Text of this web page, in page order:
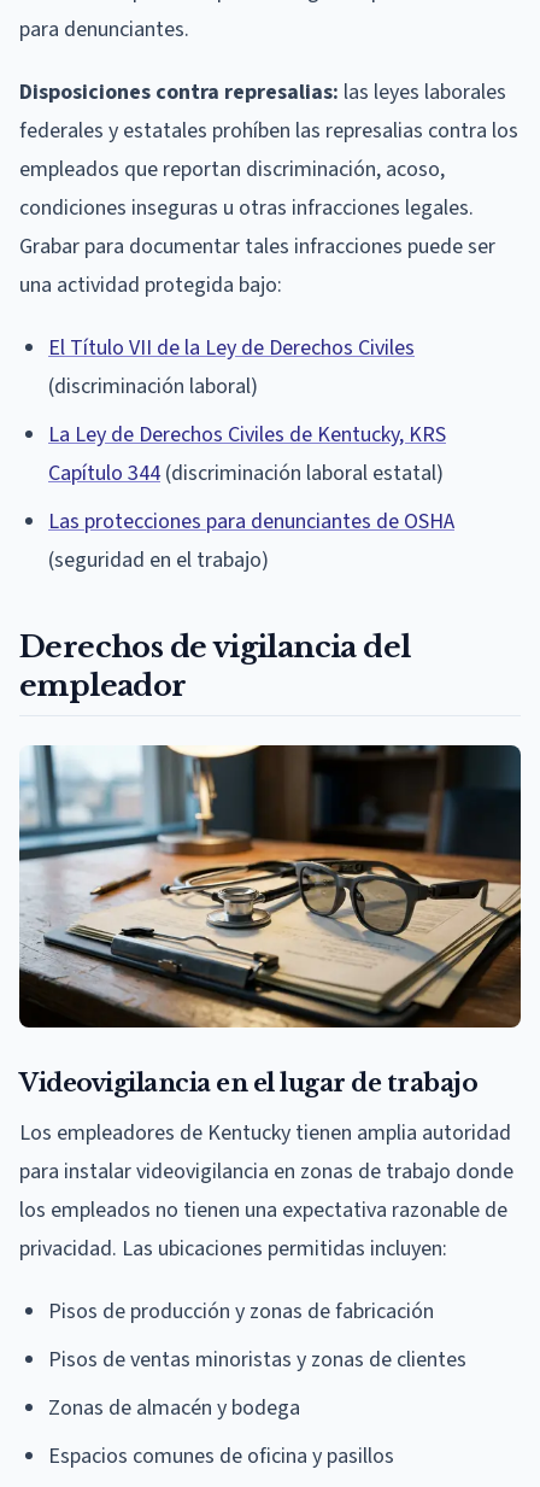
para denunciantes.
Disposiciones contra represalias: las leyes laborales
federales y estatales prohíben las represalias contra los
empleados que reportan discriminación, acoso,
condiciones inseguras u otras infracciones legales.
Grabar para documentar tales infracciones puede ser
una actividad protegida bajo:
El Título VII de la Ley de Derechos Civiles
(discriminación laboral)
La Ley de Derechos Civiles de Kentucky, KRS
Capítulo 344 (discriminación laboral estatal)
Las protecciones para denunciantes de OSHA
(seguridad en el trabajo)
Derechos de vigilancia del
empleador
Videovigilancia en el lugar de trabajo
Los empleadores de Kentucky tienen amplia autoridad
para instalar videovigilancia en zonas de trabajo donde
los empleados no tienen una expectativa razonable de
privacidad. Las ubicaciones permitidas incluyen:
Pisos de producción y zonas de fabricación
Pisos de ventas minoristas y zonas de clientes
Zonas de almacén y bodega
Espacios comunes de oficina y pasillos